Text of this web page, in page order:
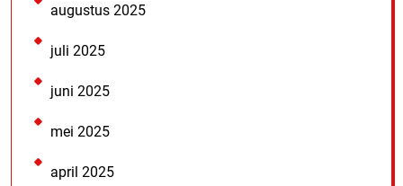
augustus 2025
juli 2025
juni 2025
mei 2025
april 2025